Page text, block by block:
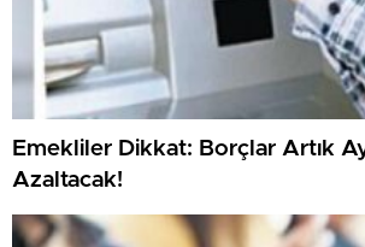
Emekliler Dikkat: Borçlar Artık
Azaltacak!